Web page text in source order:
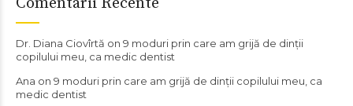
Dr. Diana Ciovîrtă on 9 moduri prin care am grijă de dinții
copilului meu, ca medic dentist
Ana on 9 moduri prin care am grijă de dinții copilului meu, ca
medic dentist